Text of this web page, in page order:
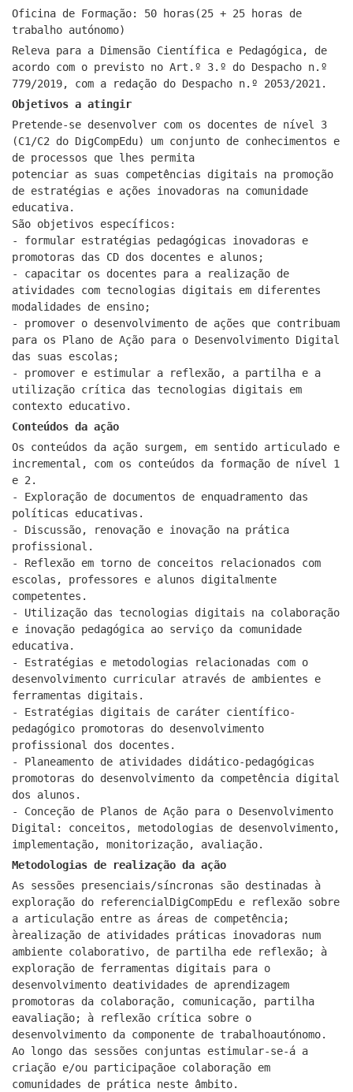
Oficina de Formação: 50 horas(25 + 25 horas de
trabalho autónomo)
Releva para a Dimensão Científica e Pedagógica, de
acordo com o previsto no Art.º 3.º do Despacho n.º
779/2019, com a redação do Despacho n.º 2053/2021.
Objetivos a atingir
Pretende-se desenvolver com os docentes de nível 3
(C1/C2 do DigCompEdu) um conjunto de conhecimentos e
de processos que lhes permita
potenciar as suas competências digitais na promoção
de estratégias e ações inovadoras na comunidade
educativa.
São objetivos específicos:
- formular estratégias pedagógicas inovadoras e
promotoras das CD dos docentes e alunos;
- capacitar os docentes para a realização de
atividades com tecnologias digitais em diferentes
modalidades de ensino;
- promover o desenvolvimento de ações que contribuam
para os Plano de Ação para o Desenvolvimento Digital
das suas escolas;
- promover e estimular a reflexão, a partilha e a
utilização crítica das tecnologias digitais em
contexto educativo.
Conteúdos da ação
Os conteúdos da ação surgem, em sentido articulado e
incremental, com os conteúdos da formação de nível 1
e 2.
- Exploração de documentos de enquadramento das
políticas educativas.
- Discussão, renovação e inovação na prática
profissional.
- Reflexão em torno de conceitos relacionados com
escolas, professores e alunos digitalmente
competentes.
- Utilização das tecnologias digitais na colaboração
e inovação pedagógica ao serviço da comunidade
educativa.
- Estratégias e metodologias relacionadas com o
desenvolvimento curricular através de ambientes e
ferramentas digitais.
- Estratégias digitais de caráter científico-
pedagógico promotoras do desenvolvimento
profissional dos docentes.
- Planeamento de atividades didático-pedagógicas
promotoras do desenvolvimento da competência digital
dos alunos.
- Conceção de Planos de Ação para o Desenvolvimento
Digital: conceitos, metodologias de desenvolvimento,
implementação, monitorização, avaliação.
Metodologias de realização da ação
As sessões presenciais/síncronas são destinadas à
exploração do referencialDigCompEdu e reflexão sobre
a articulação entre as áreas de competência;
àrealização de atividades práticas inovadoras num
ambiente colaborativo, de partilha ede reflexão; à
exploração de ferramentas digitais para o
desenvolvimento deatividades de aprendizagem
promotoras da colaboração, comunicação, partilha
eavaliação; à reflexão crítica sobre o
desenvolvimento da componente de trabalhoautónomo.
Ao longo das sessões conjuntas estimular-se-á a
criação e/ou participaçãoe colaboração em
comunidades de prática neste âmbito.